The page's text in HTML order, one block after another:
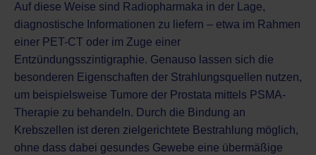
Auf diese Weise sind Radiopharmaka in der Lage,
diagnostische Informationen zu liefern – etwa im Rahmen
einer PET-CT oder im Zuge einer
Entzündungsszintigraphie. Genauso lassen sich die
besonderen Eigenschaften der Strahlungsquellen nutzen,
um beispielsweise Tumore der Prostata mittels PSMA-
Therapie zu behandeln. Durch die Bindung an
Krebszellen ist deren zielgerichtete Bestrahlung möglich,
ohne dass dabei gesundes Gewebe eine übermäßige